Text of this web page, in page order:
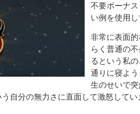
不要ボーナ
い例を使用し
非常に表面
らく普通の
るという私
通りに寝よ
生のせいで
自分の無力さに直面して激怒して